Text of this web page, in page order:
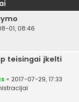
01, 08:46
teisingai įkelti
« 2017-07-29, 17:33